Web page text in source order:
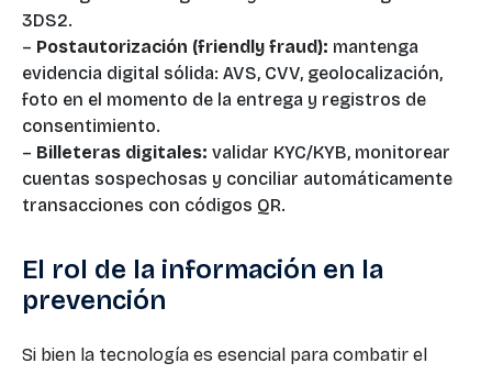
3DS2.
– Postautorización (friendly fraud): mantenga
evidencia digital sólida: AVS, CVV, geolocalización,
foto en el momento de la entrega y registros de
consentimiento.
– Billeteras digitales: validar KYC/KYB, monitorear
cuentas sospechosas y conciliar automáticamente
transacciones con códigos QR.
El rol de la información en la
prevención
Si bien la tecnología es esencial para combatir el